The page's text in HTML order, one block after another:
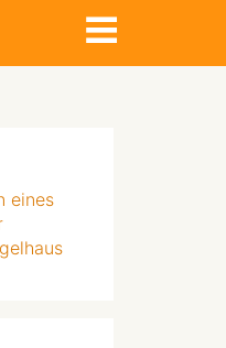
eines